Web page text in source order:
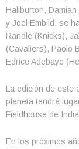
Haliburton,
y Joel Embiid, se
Randle (Knicks),
(Cavaliers), Paolo
Edrice Adebayo
La edición de este
planeta tendrá
Fieldhouse de
En los próximos